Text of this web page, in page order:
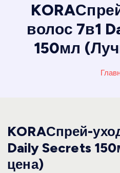
волос 7в1
150мл
KORAСпрей-
Daily Secrets
цена)